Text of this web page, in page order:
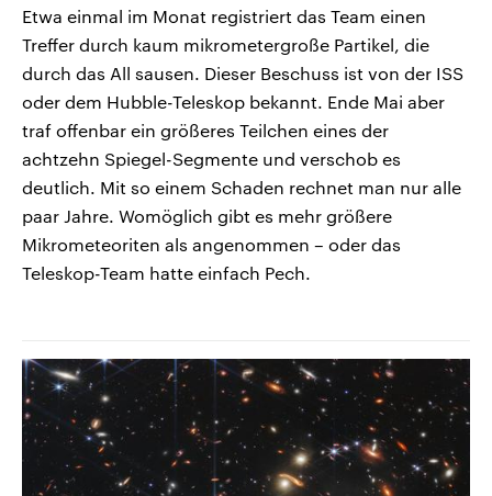
Etwa einmal im Monat registriert das Team einen
Treffer durch kaum mikrometergroße Partikel, die
durch das All sausen. Dieser Beschuss ist von der ISS
oder dem Hubble-Teleskop bekannt. Ende Mai aber
traf offenbar ein größeres Teilchen eines der
achtzehn Spiegel-Segmente und verschob es
deutlich. Mit so einem Schaden rechnet man nur alle
paar Jahre. Womöglich gibt es mehr größere
Mikrometeoriten als angenommen – oder das
Teleskop-Team hatte einfach Pech.